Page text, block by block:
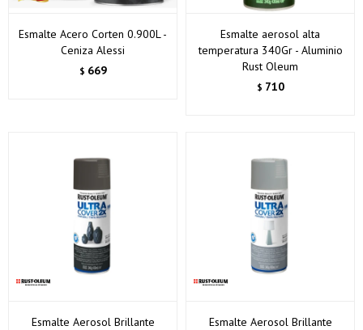
Esmalte Acero Corten 0.900L -
Ceniza Alessi
$ 669
Esmalte aerosol alta
temperatura 340Gr - Aluminio
Rust Oleum
$ 710
Esmalte Aerosol Brillante
Esmalte Aerosol Brillante